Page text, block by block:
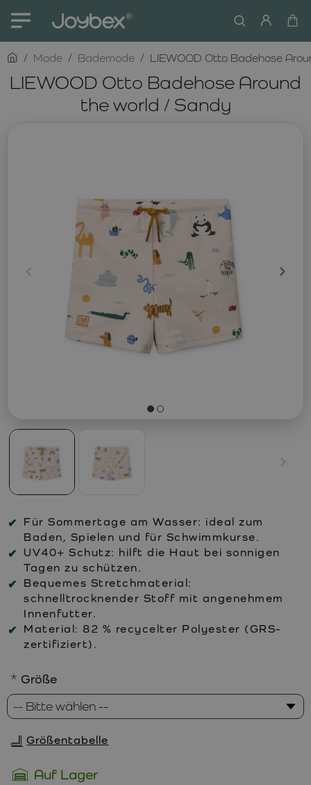
LIEWOOD Otto Badehose Around
the world / Sandy
homeMode Bademode LIEWOOD Otto Badehose
Für Sommertage am Wasser: ideal zum
Baden, Spielen und für Schwimmkurse.
UV40+ Schutz: hilft die Haut bei sonnigen
Tagen zu schützen.
Bequemes Stretchmaterial:
schnelltrocknender Stoff mit angenehmem
Innenfutter.
Material: 82 % recycelter Polyester (GRS-
zertifiziert).
Auf Lager
Größe
Größentabelle